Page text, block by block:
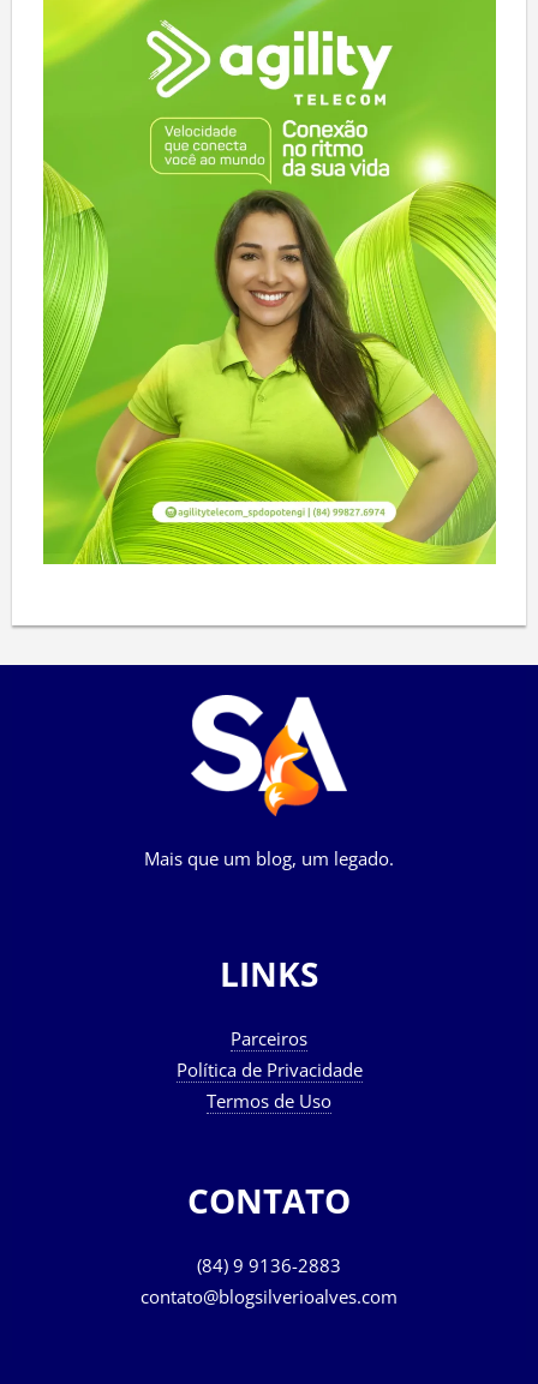
Mais que um blog, um legado.
LINKS
Parceiros
Política de Privacidade
Termos de Uso
CONTATO
(84) 9 9136-2883
contato@blogsilverioalves.com